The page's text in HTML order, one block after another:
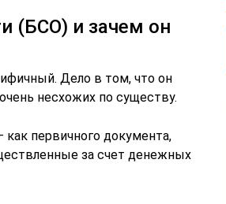
(БСО) и зачем он
Дело в том, что он
несхожих по существу.
как первичного документа,
за счет денежных